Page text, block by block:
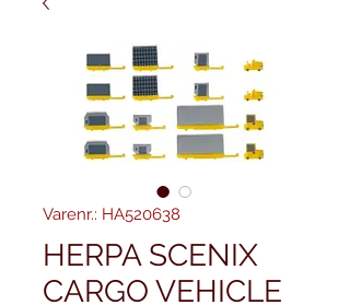
Varenr.: HA520638
HERPA SCENIX
CARGO VEHICLE